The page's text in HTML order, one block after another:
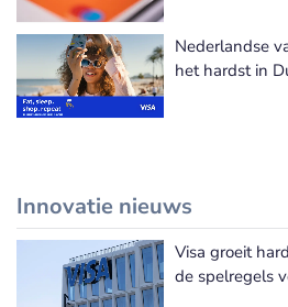
Nederlandse
het hardst in
Innovatie nieuws
Visa groeit
de spelregels